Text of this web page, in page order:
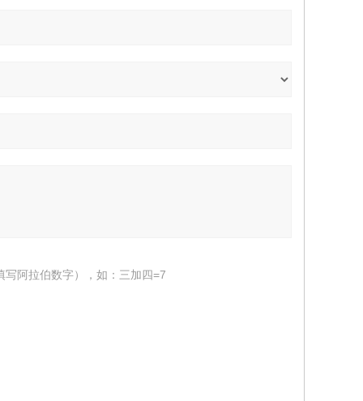
写阿拉伯数字），如：三加四=7